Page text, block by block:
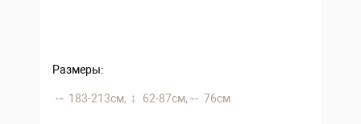
Размеры:
183-213 см, 62-87 см, 76 см